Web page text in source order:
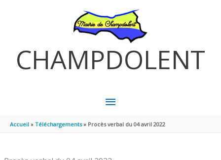
CHAMPDOLENT
MENU
PRINCIPAL
Accueil Téléchargements Procès verbal du 04 avril 2022